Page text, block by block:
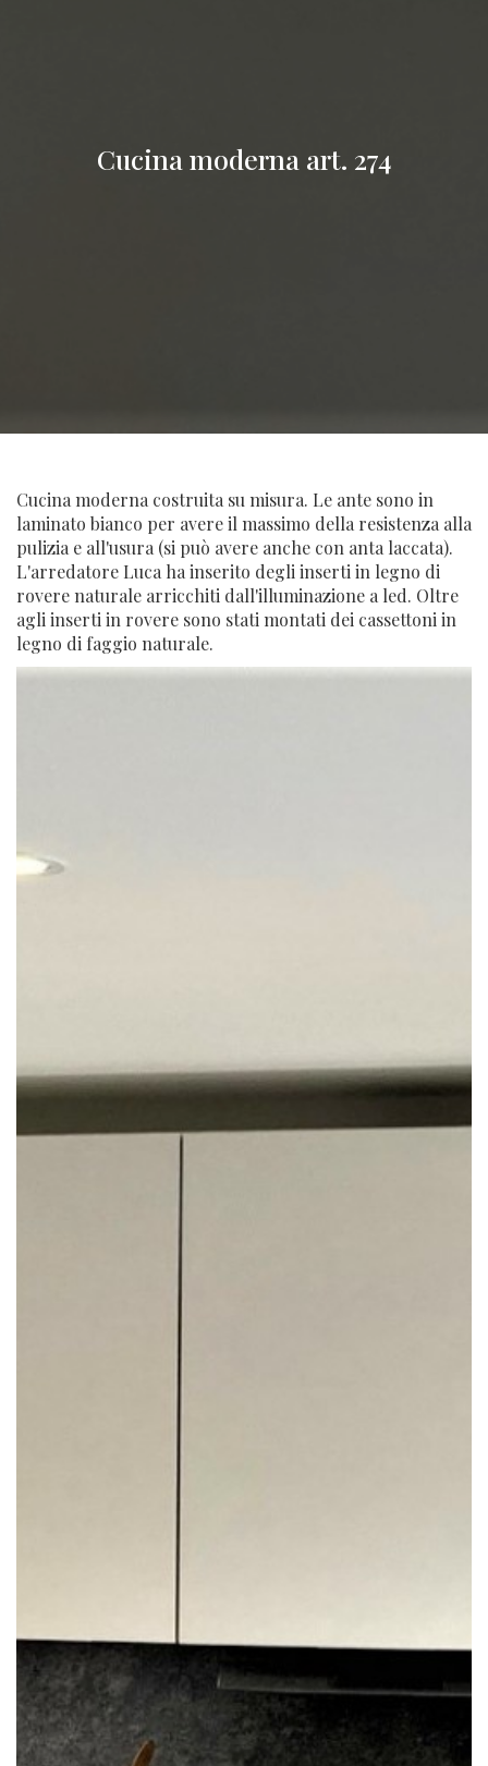
Cucina moderna art. 274
Cucina moderna costruita su misura. Le ante sono in
laminato bianco per avere il massimo della resistenza alla
pulizia e all'usura (si può avere anche con anta laccata).
L'arredatore Luca ha inserito degli inserti in legno di
rovere naturale arricchiti dall'illuminazione a led. Oltre
agli inserti in rovere sono stati montati dei cassettoni in
legno di faggio naturale.